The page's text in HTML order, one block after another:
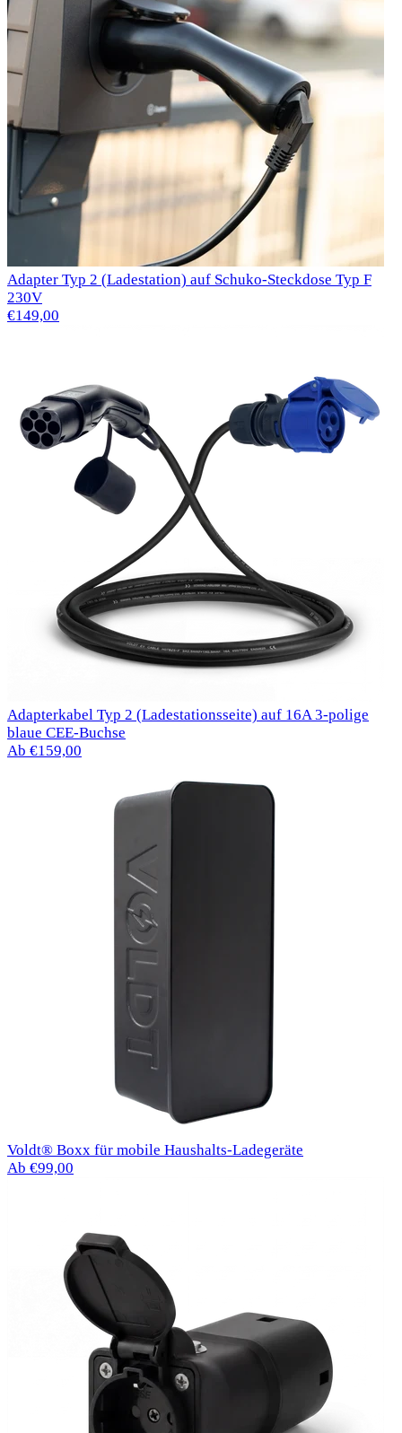
Adapter Typ 2 (Ladestation) auf Schuko-Steckdose Typ F
230V
€149,00
Adapterkabel Typ 2 (Ladestationsseite) auf 16A 3-polige
blaue CEE-Buchse
Ab €159,00
Voldt® Boxx für mobile Haushalts-Ladegeräte
Ab €99,00